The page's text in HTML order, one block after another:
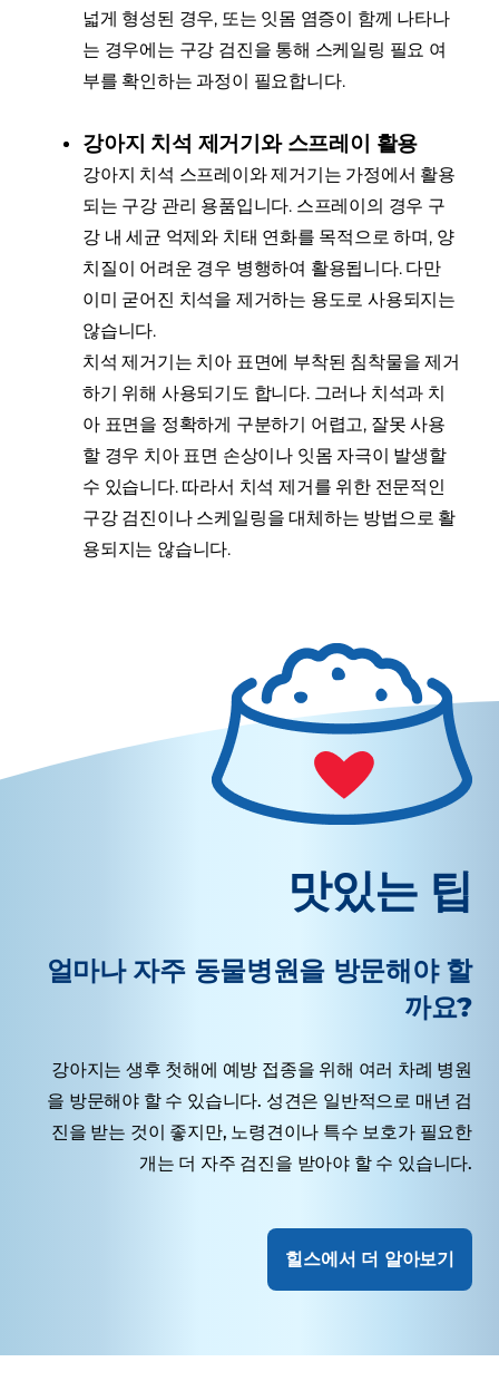
넓게 형성된 경우, 또는 잇몸 염증이 함께 나타나
는 경우에는 구강 검진을 통해 스케일링 필요 여
부를 확인하는 과정이 필요합니다.
강아지 치석 제거기와 스프레이 활용
강아지 치석 스프레이와 제거기는 가정에서 활용
되는 구강 관리 용품입니다. 스프레이의 경우 구
강 내 세균 억제와 치태 연화를 목적으로 하며, 양
치질이 어려운 경우 병행하여 활용됩니다. 다만
이미 굳어진 치석을 제거하는 용도로 사용되지는
않습니다.
치석 제거기는 치아 표면에 부착된 침착물을 제거
하기 위해 사용되기도 합니다. 그러나 치석과 치
아 표면을 정확하게 구분하기 어렵고, 잘못 사용
할 경우 치아 표면 손상이나 잇몸 자극이 발생할
수 있습니다. 따라서 치석 제거를 위한 전문적인
구강 검진이나 스케일링을 대체하는 방법으로 활
용되지는 않습니다.
맛있는 팁
얼마나 자주 동물병원을 방문해야 할
까요?
강아지는 생후 첫해에 예방 접종을 위해 여러 차례 병원
을 방문해야 할 수 있습니다. 성견은 일반적으로 매년 검
진을 받는 것이 좋지만, 노령견이나 특수 보호가 필요한
개는 더 자주 검진을 받아야 할 수 있습니다.
힐스에서 더 알아보기